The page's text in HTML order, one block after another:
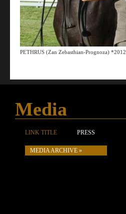
PETHRUS (Zan Zebasthian-Prognoza) *2012
Media
LINK TITLE PRESS
MEDIA ARCHIVE »